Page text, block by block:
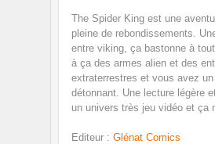
The Spider King est une
pleine de rebondissements.
entre viking, ça bastonne à
à ça des armes alien et des
extraterrestres et vous avez
détonnant. Une lecture légère
un univers très jeu vidéo et ça
Editeur : Glénat Comics